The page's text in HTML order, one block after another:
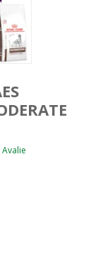
Avalie